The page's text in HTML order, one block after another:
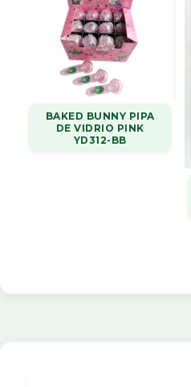
BAKED BUNNY PIPA
DE VIDRIO PINK
YD312-BB